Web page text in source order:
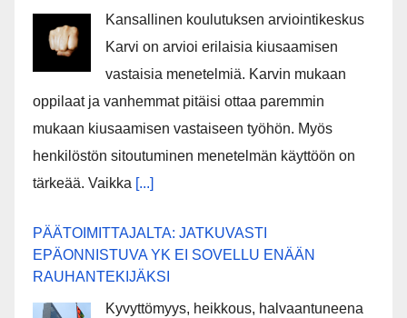
Kansallinen koulutuksen arviointikeskus
Karvi on arvioi erilaisia kiusaamisen
vastaisia menetelmiä. Karvin mukaan
oppilaat ja vanhemmat pitäisi ottaa paremmin
mukaan kiusaamisen vastaiseen työhön. Myös
henkilöstön sitoutuminen menetelmän käyttöön on
tärkeää. Vaikka [...]
PÄÄTOIMITTAJALTA: JATKUVASTI
EPÄONNISTUVA YK EI SOVELLU ENÄÄN
RAUHANTEKIJÄKSI
Kyvyttömyys, heikkous, halvaantuneena